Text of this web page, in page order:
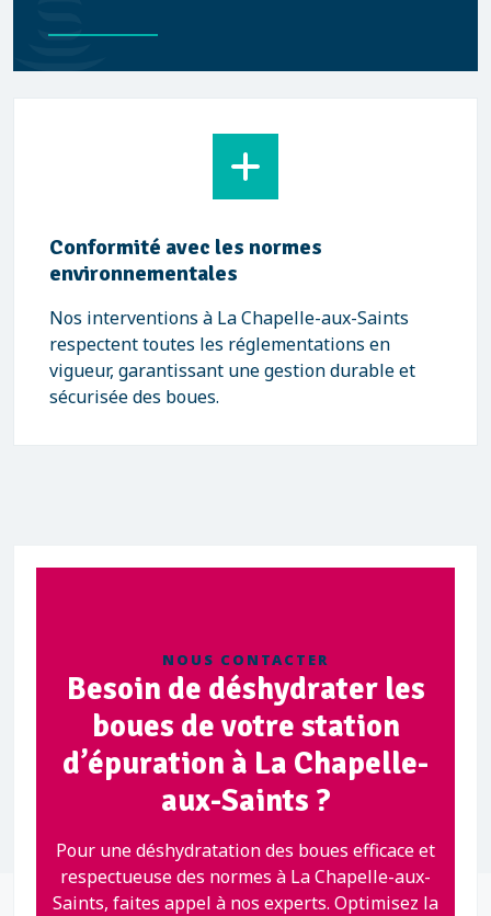
Conformité avec les normes
environnementales
Nos interventions à La Chapelle-aux-Saints
respectent toutes les réglementations en
vigueur, garantissant une gestion durable et
sécurisée des boues.
NOUS CONTACTER
Besoin de déshydrater les
boues de votre station
d’épuration à La Chapelle-
aux-Saints ?
Pour une déshydratation des boues efficace et
respectueuse des normes à La Chapelle-aux-
Saints, faites appel à nos experts. Optimisez la